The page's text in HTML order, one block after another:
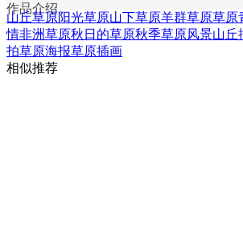
作品介绍
山丘草原阳光草原山下草原羊群草原草原
情非洲草原秋日的草原秋季草原风景山丘
拍草原海报草原插画
相似推荐